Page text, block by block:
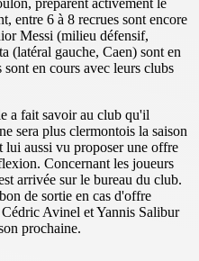
entre 6 à 8 recrues sont encore
Messi (milieu défensif,
(latéral gauche, Caen) sont en
en cours avec leurs clubs
a fait savoir au club qu'il
sera plus clermontois la saison
lui aussi vu proposer une offre
Concernant les joueurs
arrivée sur le bureau du club.
de sortie en cas d'offre
Avinel et Yannis Salibur
prochaine.